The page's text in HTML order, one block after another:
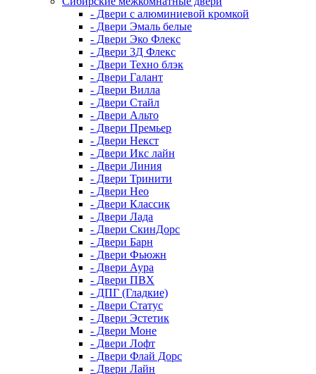
- Двери с алюминиевой кромкой
- Двери Эмаль белые
- Двери Эко Флекс
- Двери 3Д Флекс
- Двери Техно блэк
- Двери Галант
- Двери Вилла
- Двери Стайл
- Двери Альто
- Двери Премьер
- Двери Некст
- Двери Икс лайн
- Двери Линия
- Двери Тринити
- Двери Нео
- Двери Классик
- Двери Лада
- Двери СкинДорс
- Двери Барн
- Двери Фьюжн
- Двери Аура
- Двери ПВХ
- ДПГ (Гладкие)
- Двери Статус
- Двери Эстетик
- Двери Моне
- Двери Лофт
- Двери Флай Дорс
- Двери Лайн